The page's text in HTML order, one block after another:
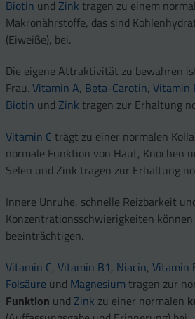
Biotin und Zink tragen zu einem
Makronährstoffe, das sind
(Eiweiße), bei.
Die eigene Attraktivität zu bewahren
Frau. Vitamin A, Beta-Carotin, Vitamin
Biotin und Zink tragen zur Erhaltung
Vitamin C trägt zu einer normalen
normale Funktion von Haut, Knochen
Selen und Zink tragen zur Erhaltung
Innere Unruhe, schnelle Reizbarkeit
Konzentrationsschwierigkeiten
beeinträchtigen.
Vitamin C, Vitamin B1, Niacin, Vitamin
Folsäure und Magnesium tragen zur
Funktion und Zink zu einer normalen